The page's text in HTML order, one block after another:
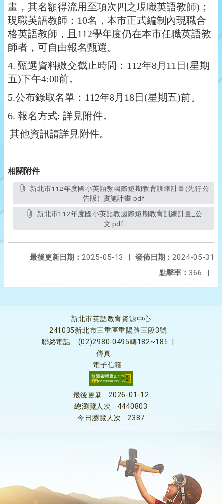
畫，其名額得流用至項次四之現職英語教師)；
現職英語教師：10名，本市正式編制內現職合
格英語教師，且112學年度仍在本市任職英語教
師者，可自由報名甄選。
4. 甄選資料繳交截止時間：112年8月11日(星期
五)下午4:00前。
5.公布錄取名單：112年8月18日(星期五)前。
6. 報名方式: 詳見附件。
其他資訊請詳見附件。
相關附件
告版)_實施計畫.pdf
文.pdf
發佈日期： 2024-05-31
最後更新日期： 2025-05-13
|
點擊率： 366 |
新北市英語教育資源中心
241035新北市三重區重陽路三段3號
聯絡電話
(02)2980-0495轉182~185
傳真
電子信箱
最後更新
2026-01-12
總瀏覽人次
4440803
今日瀏覽人次
2387